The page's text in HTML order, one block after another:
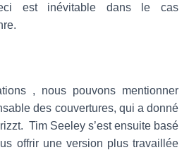
est inévitable dans le cas
, nous pouvons mentionner
des couvertures, qui a donné
Tim Seeley s’est ensuite basé
offrir une version plus travaillée